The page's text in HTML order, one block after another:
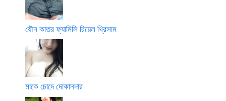
যৌন কাতর ফ্যামিলি রিয়েল থ্রিসাম
মাকে চোদে দোকানদার